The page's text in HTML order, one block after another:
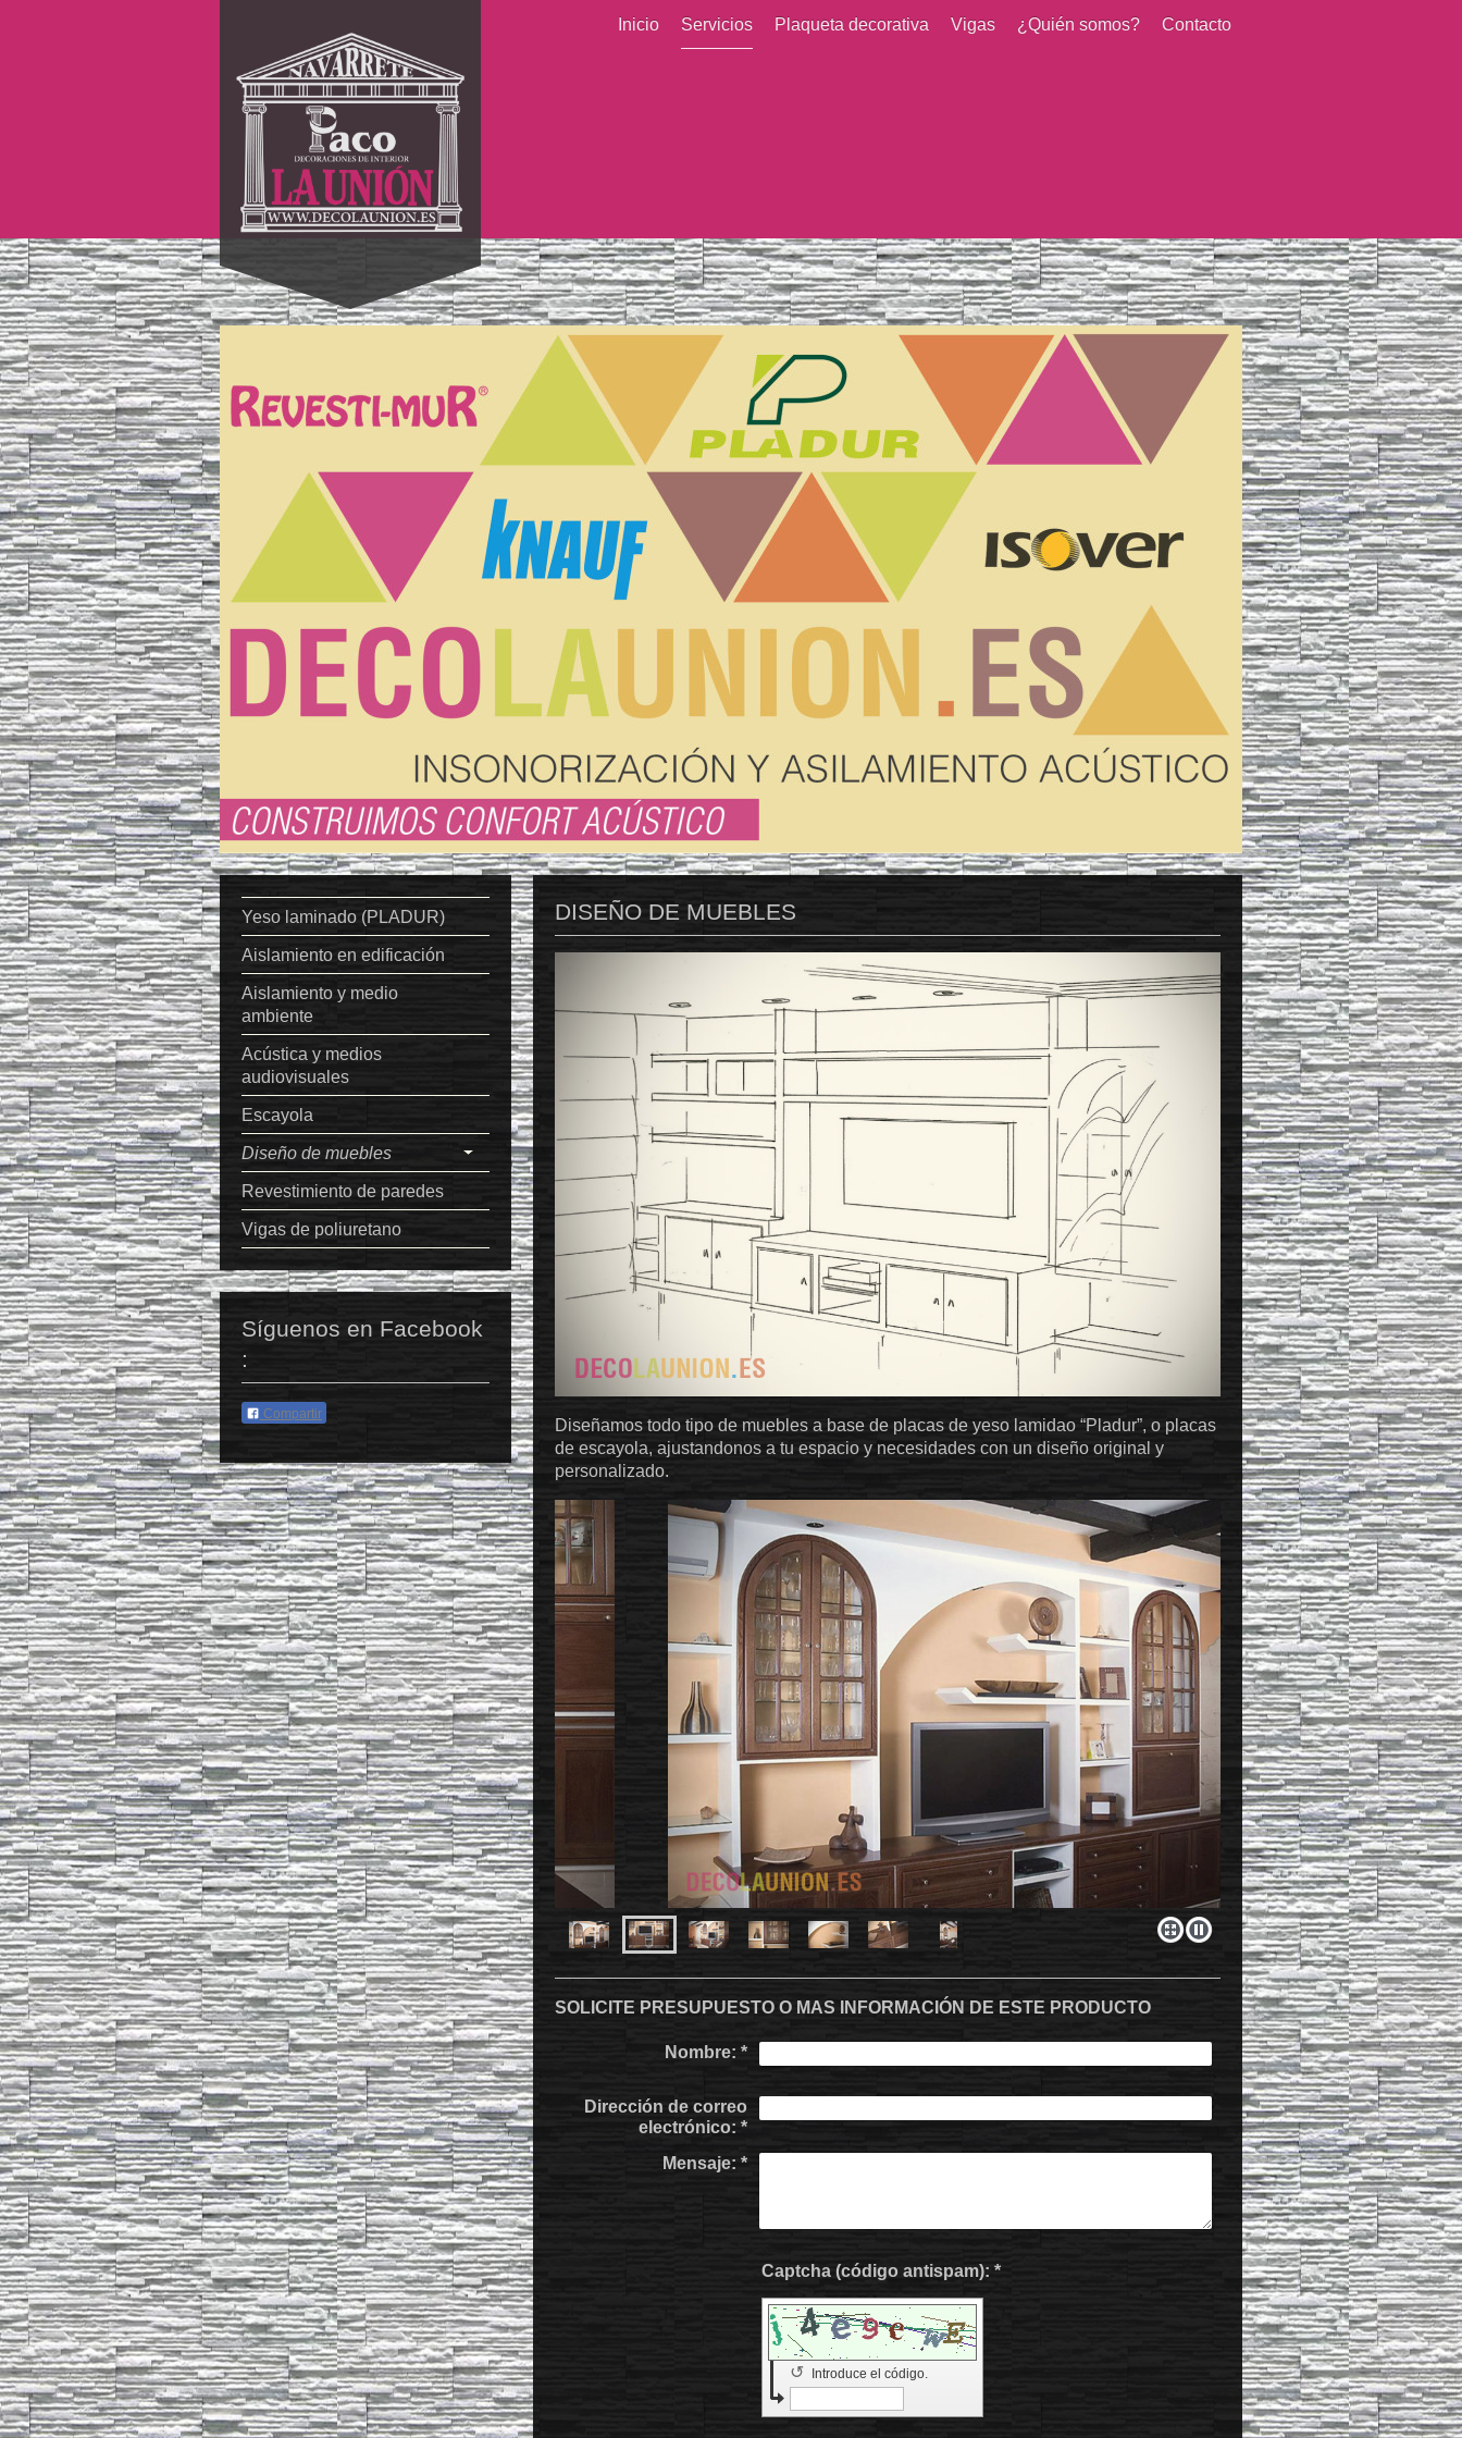
Inicio Servicios Plaqueta decorativa Vigas ¿Quién somos? Contacto
DISEÑO DE MUEBLES
Diseñamos todo tipo de muebles a base de placas de yeso lamidao “Pladur”, o placas
de escayola, ajustandonos a tu espacio y necesidades con un diseño original y
personalizado.
SOLICITE PRESUPUESTO O MAS INFORMACIÓN DE ESTE PRODUCTO
Nombre: *
Dirección de correo
electrónico: *
Mensaje: *
Captcha (código antispam): *
Introduce el código.
↺
Yeso laminado (PLADUR)
Aislamiento en edificación
Aislamiento y medio
ambiente
Acústica y medios
audiovisuales
Escayola
Diseño de muebles
Revestimiento de paredes
Vigas de poliuretano
Síguenos en Facebook
:
Compartir